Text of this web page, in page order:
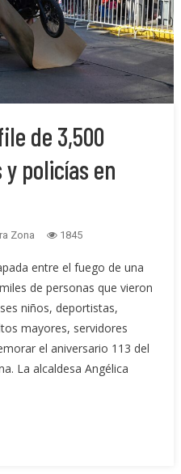
de 3,500
policías en
Zona 1845
entre el fuego de una
de personas que vieron
niños, deportistas,
mayores, servidores
el aniversario 113 del
La alcaldesa Angélica